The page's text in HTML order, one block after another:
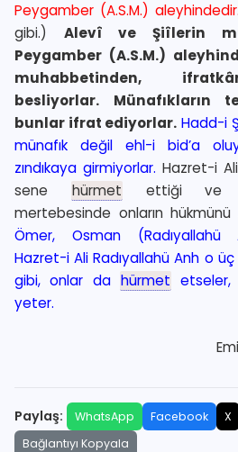
Peygamber (A.S.M.) aleyhindedir.
gibi.) Alevî ve Şiîlerin
Peygamber (A.S.M.)
muhabbetinden,
besliyorlar. Münafıkların
bunlar ifrat ediyorlar. Hadd-i
münafık değil ehl-i bid’a
zındıkaya girmiyorlar. Hazret-i
sene hürmet ettiği ve
mertebesinde onların
Ömer, Osman (Radıyallahü
Hazret-i Ali Radıyallahü Anh o
gibi, onlar da hürmet etseler,
yeter.
Paylaş: WhatsApp Facebook X
Bağlantıyı Kopyala